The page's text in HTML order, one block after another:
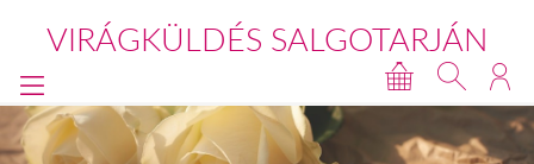
VIRÁGKÜLDÉS SALGOTARJÁN